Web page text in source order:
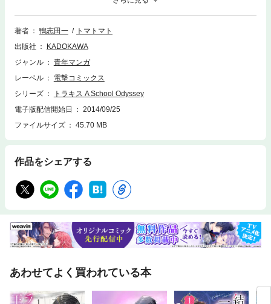
著者 鴨志田一
トマトマト
出版社
KADOKAWA
ジャンル
青年マンガ
レーベル
電撃コミックス
シリーズ
トラキス A School Odyssey
電子版配信開始日
2014/09/25
ファイルサイズ
45.70 MB
作品をシェアする
あわせてよく買われている本